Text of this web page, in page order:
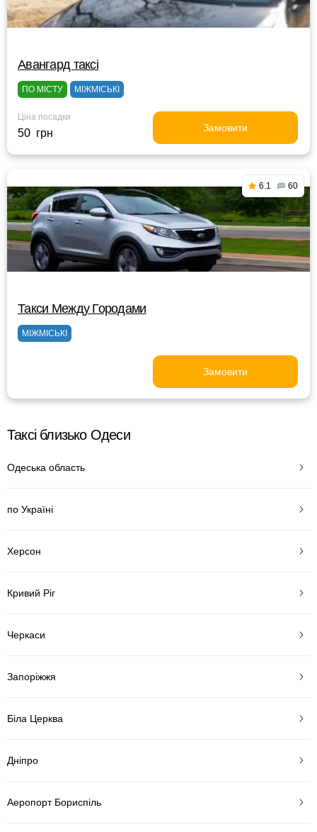
Авангард таксі
ПО МІСТУ МІЖМІСЬКІ
Ціна посадки
50 грн Замовити
6.1 60
Такси Между Городами
МІЖМІСЬКІ
Замовити
Таксі близько Одеси
Одеська область
по Україні
Херсон
Кривий Ріг
Черкаси
Запоріжжя
Біла Церква
Дніпро
Аеропорт Бориспіль